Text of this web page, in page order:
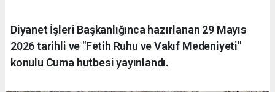
Diyanet İşleri Başkanlığınca hazırlanan 29 Mayıs
2026 tarihli ve "Fetih Ruhu ve Vakıf Medeniyeti"
konulu Cuma hutbesi yayınlandı.